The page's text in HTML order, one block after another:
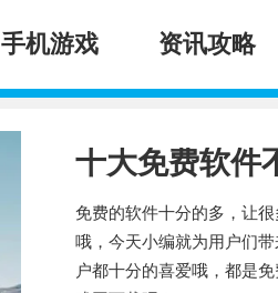
手机游戏 资讯攻略
十大免费软件
免费的软件十分的多，让
哦，今天小编就为用户们
户都十分的喜爱哦，都是